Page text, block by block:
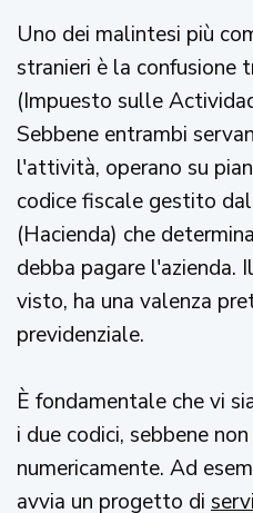
Uno dei malintesi più
stranieri è la confusione
(Impuesto sulle
Sebbene entrambi
l'attività, operano su
codice fiscale gestito
(Hacienda) che
debba pagare l'azienda.
visto, ha una valenza
previdenziale.
È fondamentale che vi
i due codici, sebbene
numericamente. Ad
avvia un progetto di